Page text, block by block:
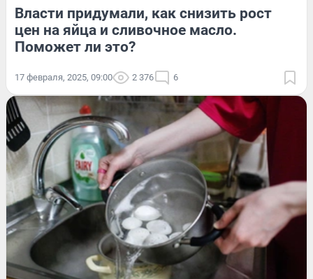
Власти придумали, как снизить рост
цен на яйца и сливочное масло.
Поможет ли это?
17 февраля, 2025, 09:00 2 376 6